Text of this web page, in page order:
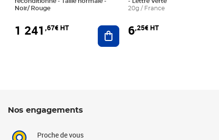
Noir/ Rouge
1 241 ,67€ HT Ajouter au panier
20g / France
6,25€ HT
Nos engagements
Proche de vous